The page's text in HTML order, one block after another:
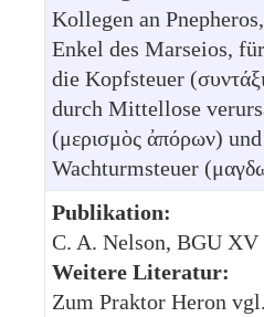
Kollegen an
Enkel des Marseios,
die Kopfsteuer
durch Mittellose
(μερισμὸς ἀπόρων)
Wachturmsteuer
Publikation:
C. A. Nelson, BGU XV
Weitere Literatur:
Zum Praktor Heron